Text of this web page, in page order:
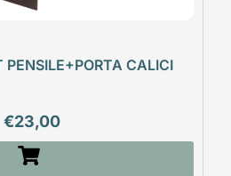
CALICI
€23,00